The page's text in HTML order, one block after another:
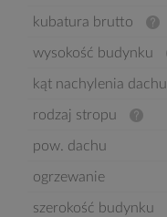
kubatura brutto
wysokość budynku
kąt nachylenia dachu
rodzaj stropu
pow. dachu
ogrzewanie
szerokość budynku